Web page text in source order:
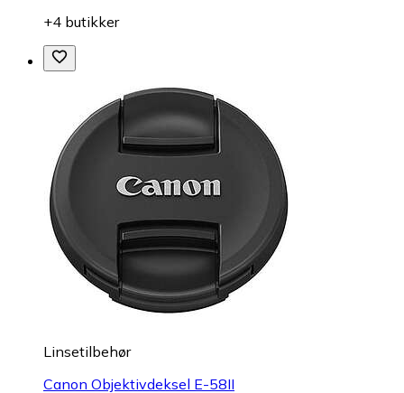
+4 butikker
Linsetilbehør
Canon Objektivdeksel E-58II